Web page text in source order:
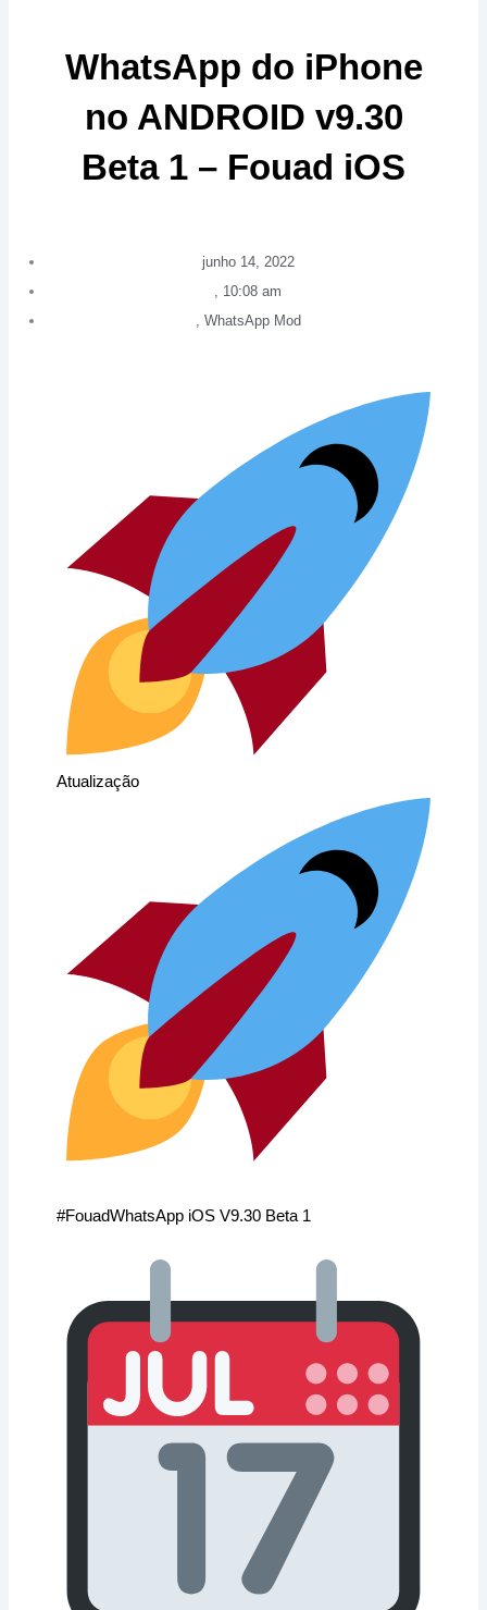
WhatsApp do iPhone
no ANDROID v9.30
Beta 1 – Fouad iOS
junho 14, 2022
, 10:08 am
, WhatsApp Mod
Atualização
#FouadWhatsApp iOS V9.30 Beta 1